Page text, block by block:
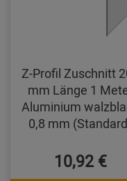
Z-Profil Zuschnitt
mm Länge 1
Aluminium
0,8 mm
10,92 €